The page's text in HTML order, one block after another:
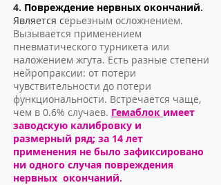
4. Повреждение нервных окончаний.
Является серьезным осложнением.
Вызывается применением
пневматического турникета или
наложением жгута. Есть разные степени
нейропраксии: от потери
чувствительности до потери
функциональности. Встречается чаще,
чем в 0.6% случаев. Гемаблок имеет
заводскую калибровку и
размерный ряд; за 14 лет
применения не было зафиксировано
ни одного случая повреждения
нервных окончаний.